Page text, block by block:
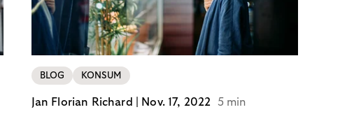
BLOG KONSUM
Jan Florian Richard | Nov. 17, 2022 5 min